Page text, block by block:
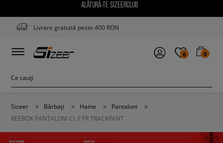
ALĂTURĂ-TE SIZEERCLUB
Livrare gratuită peste 400 RON
0 0
Sizeer > Bărbați > Haine > Pantaloni
>
REEBOK PANTALONI CL F FR TRACKPANT